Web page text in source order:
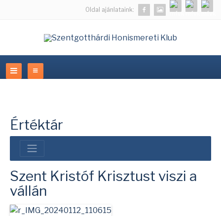
Oldal ajánlataink:
Értéktár
Szent Kristóf Krisztust viszi a
vállán